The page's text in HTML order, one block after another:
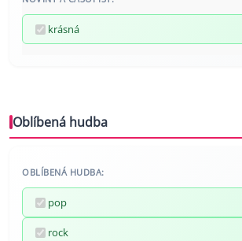
krásná
Oblíbená hudba
OBLÍBENÁ HUDBA:
pop
rock